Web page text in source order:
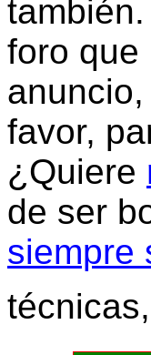
foro que
favor,
¿Quiere
de ser
siempre